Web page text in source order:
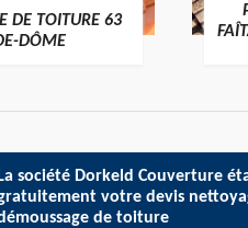
DE TOITURE 63
DÔME
La société Dorkeld Couverture
votre devis
de toiture